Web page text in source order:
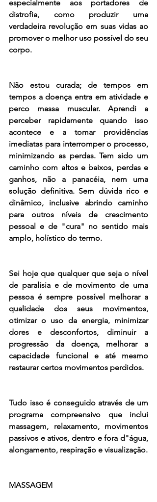
especialmente aos portadores de
distrofia, como produzir uma
verdadeira revolução em suas vidas ao
promover o melhor uso possível do seu
corpo.
Não estou curada; de tempos em
tempos a doença entra em atividade e
perco massa muscular. Aprendi a
perceber rapidamente quando isso
acontece e a tomar providências
imediatas para interromper o processo,
minimizando as perdas. Tem sido um
caminho com altos e baixos, perdas e
ganhos, não a panacéia, nem uma
solução definitiva. Sem dúvida rico e
dinâmico, inclusive abrindo caminho
para outros níveis de crescimento
pessoal e de "cura" no sentido mais
amplo, holístico do termo.
Sei hoje que qualquer que seja o nível
de paralisia e de movimento de uma
pessoa é sempre possível melhorar a
qualidade dos seus movimentos,
otimizar o uso da energia, minimizar
dores e desconfortos, diminuir a
progressão da doença, melhorar a
capacidade funcional e até mesmo
restaurar certos movimentos perdidos.
Tudo isso é conseguido através de um
programa compreensivo que inclui
massagem, relaxamento, movimentos
passivos e ativos, dentro e fora d"água,
MASSAGEM